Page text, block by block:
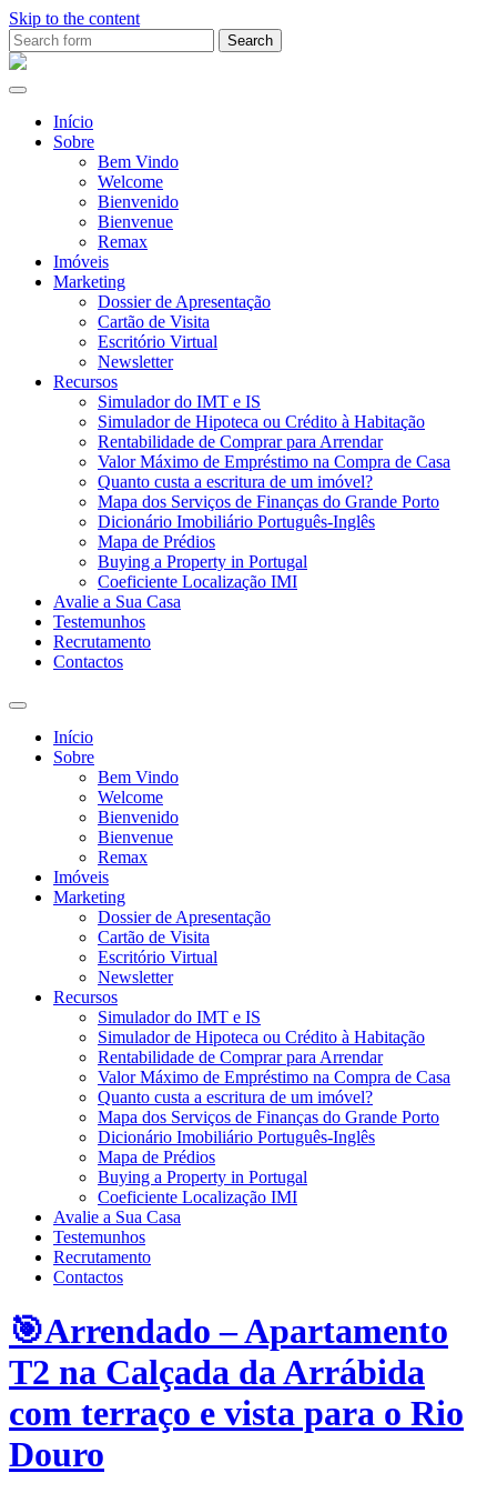
Skip to the content
Search
for:Ana
Início
Sobre
Bem Vindo
Welcome
Bienvenido
Bienvenue
Remax
Imóveis
Marketing
Dossier de Apresentação
Cartão de Visita
Escritório Virtual
Newsletter
Recursos
Simulador do IMT e IS
Simulador de Hipoteca ou Crédito à Habitação
Rentabilidade de Comprar para Arrendar
Valor Máximo de Empréstimo na Compra de Casa
Quanto custa a escritura de um imóvel?
Mapa dos Serviços de Finanças do Grande Porto
Dicionário Imobiliário Português-Inglês
Mapa de Prédios
Buying a Property in Portugal
Coeficiente Localização IMI
Avalie a Sua Casa
Testemunhos
Recrutamento
Contactos
Toggle
search
field
Início
Sobre
Bem Vindo
Welcome
Bienvenido
Bienvenue
Remax
Imóveis
Marketing
Dossier de Apresentação
Cartão de Visita
Escritório Virtual
Newsletter
Recursos
Simulador do IMT e IS
Simulador de Hipoteca ou Crédito à Habitação
Rentabilidade de Comprar para Arrendar
Valor Máximo de Empréstimo na Compra de Casa
Quanto custa a escritura de um imóvel?
Mapa dos Serviços de Finanças do Grande Porto
Dicionário Imobiliário Português-Inglês
Mapa de Prédios
Buying a Property in Portugal
Coeficiente Localização IMI
Avalie a Sua Casa
Testemunhos
Recrutamento
Contactos
🎯Arrendado – Apartamento
T2 na Calçada da Arrábida
com terraço e vista para o Rio
Douro